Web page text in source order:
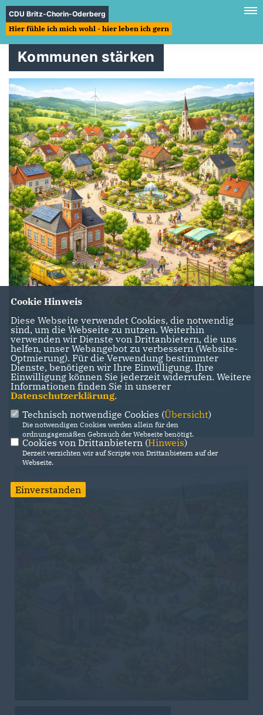
CDU Britz-Chorin-Oderberg
Hier fühle ich mich wohl - hier leben ich gern
Kommunen stärken
Finanzielle Handlungsfähigkeit sichern - investive
Schlüsselzuweisung erhöhen - Öffnung für Erhaltungs-
und Unterhaltungsmaßnahmen
Cookie Hinweis
Diese Webseite verwendet Cookies, die notwendig
sind, um die Webseite zu nutzen. Weiterhin
verwenden wir Dienste von Drittanbietern, die uns
helfen, unser Webangebot zu verbessern (Website-
Optmierung). Für die Verwendung bestimmter
Dienste, benötigen wir Ihre Einwilligung. Ihre
Einwilligung können Sie jederzeit widerrufen. Weitere
Informationen finden Sie in unserer
Datenschutzerklärung.
Technisch notwendige Cookies (Übersicht)
Die notwendigen Cookies werden allein für den
ordnungsgemäßen Gebrauch der Webseite benötigt.
Cookies von Drittanbietern (Hinweis)
Derzeit verzichten wir auf Scripte von Drittanbietern auf der
Webseite.
Einverstanden